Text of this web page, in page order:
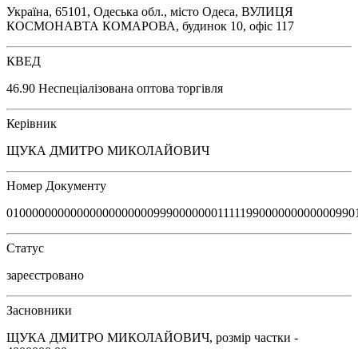
Україна, 65101, Одеська обл., місто Одеса, ВУЛИЦЯ
КОСМОНАВТА КОМАРОВА, будинок 10, офіс 117
КВЕД
46.90 Неспеціалізована оптова торгівля
Керівник
ЩУКА ДМИТРО МИКОЛАЙОВИЧ
Номер Документу
Статус
зареєстровано
Засновники
ЩУКА ДМИТРО МИКОЛАЙОВИЧ, розмір частки -